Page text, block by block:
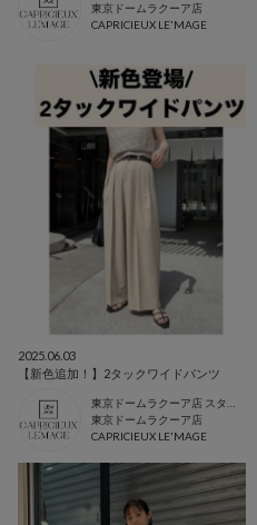
東京ドームラクーア店
CAPRICIEUX LE'MAGE
2025.06.03
【新色追加！】2タックワイドパンツ
東京ドームラクーア店
CAPRICIEUX LE'MAGE